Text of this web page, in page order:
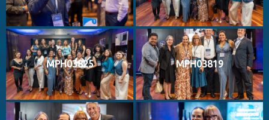
MPH03825 MPH03819